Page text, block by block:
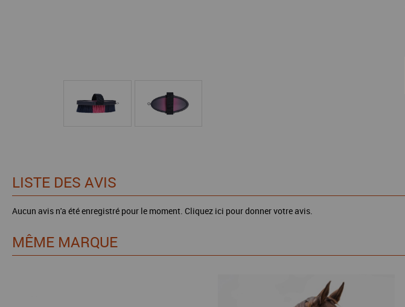
LISTE DES AVIS
Aucun avis n'a été enregistré pour le moment. Cliquez ici pour donner votre avis.
MÊME MARQUE